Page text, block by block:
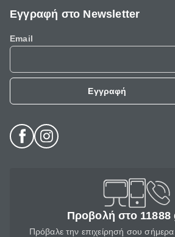
Εγγραφή στο Newsletter
Email
Εγγραφή
Προβολή στο 11888
Πρόβαλε την επιχείρησή σου